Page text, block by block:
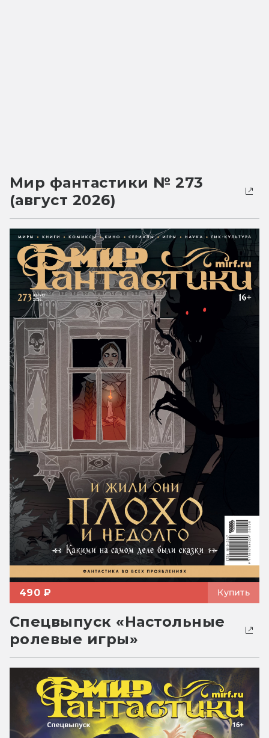
Мир фантастики № 273
(август 2026)
490 ₽ Купить
Спецвыпуск «Настольные
ролевые игры»